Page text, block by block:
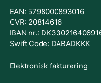
EAN: 5798000893016
CVR: 20814616
IBAN nr.:
Swift Code: DABADKKK
Elektronisk fakturering